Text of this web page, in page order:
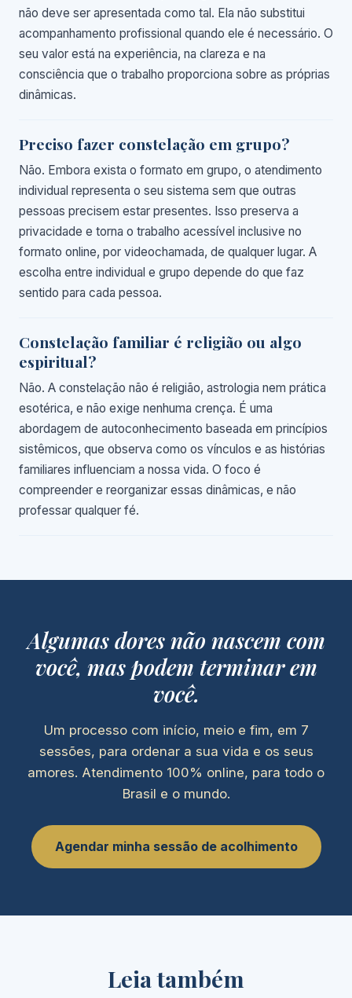
não deve ser apresentada como tal. Ela não substitui
acompanhamento profissional quando ele é necessário. O
seu valor está na experiência, na clareza e na
consciência que o trabalho proporciona sobre as próprias
dinâmicas.
Preciso fazer constelação em grupo?
Não. Embora exista o formato em grupo, o atendimento
individual representa o seu sistema sem que outras
pessoas precisem estar presentes. Isso preserva a
privacidade e torna o trabalho acessível inclusive no
formato online, por videochamada, de qualquer lugar. A
escolha entre individual e grupo depende do que faz
sentido para cada pessoa.
Constelação familiar é religião ou algo
espiritual?
Não. A constelação não é religião, astrologia nem prática
esotérica, e não exige nenhuma crença. É uma
abordagem de autoconhecimento baseada em princípios
sistêmicos, que observa como os vínculos e as histórias
familiares influenciam a nossa vida. O foco é
compreender e reorganizar essas dinâmicas, e não
professar qualquer fé.
Algumas dores não nascem com
você, mas podem terminar em
você.
Um processo com início, meio e fim, em 7
sessões, para ordenar a sua vida e os seus
amores. Atendimento 100% online, para todo o
Brasil e o mundo.
Agendar minha sessão de acolhimento
Leia também